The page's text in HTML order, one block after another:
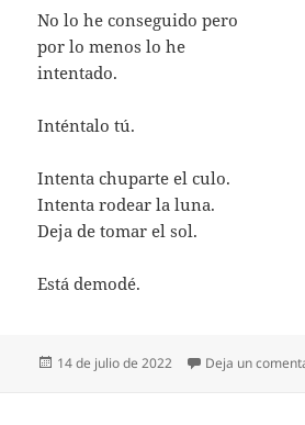
No lo he conseguido pero
por lo menos lo he
intentado.
Inténtalo tú.
Intenta chuparte el culo.
Intenta rodear la luna.
Deja de tomar el sol.
Está demodé.
Publicado
14 de julio de 2022 Deja un